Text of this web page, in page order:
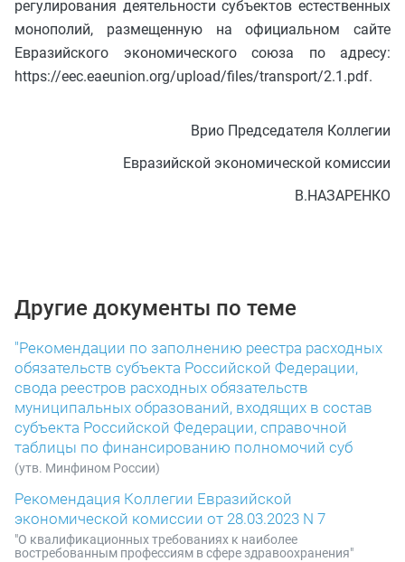
регулирования деятельности субъектов естественных
монополий, размещенную на официальном сайте
Евразийского экономического союза по адресу:
https://eec.eaeunion.org/upload/files/transport/2.1.pdf.
Врио Председателя Коллегии
Евразийской экономической комиссии
В.НАЗАРЕНКО
Другие документы по теме
"Рекомендации по заполнению реестра расходных
обязательств субъекта Российской Федерации,
свода реестров расходных обязательств
муниципальных образований, входящих в состав
субъекта Российской Федерации, справочной
таблицы по финансированию полномочий суб
(утв. Минфином России)
Рекомендация Коллегии Евразийской
экономической комиссии от 28.03.2023 N 7
"О квалификационных требованиях к наиболее
востребованным профессиям в сфере здравоохранения"